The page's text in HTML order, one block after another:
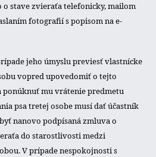
stave zvieraťa telefonicky, mailom
fotografií s popisom na e-
jeho úmyslu previesť vlastnícke
vopred upovedomiť o tejto
ponúknuť mu vrátenie predmetu
psa tretej osobe musí dať účastník
nanovo podpísaná zmluva o
do starostlivosti medzi
V prípade nespokojnosti s